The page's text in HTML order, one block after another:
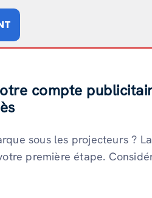
compte
sous les projecteurs ?
première étape.